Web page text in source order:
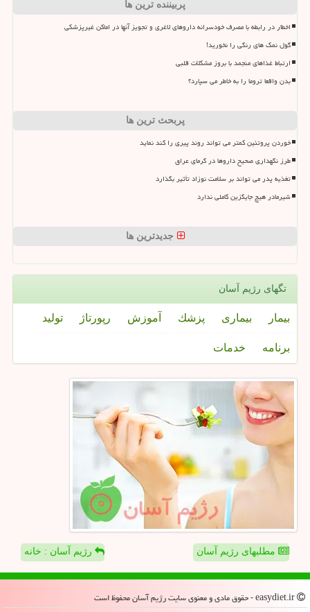
پربیننده ترین ها
اخطار در رابطه با مصرف خودسرانه داروهای لاغری و تجویز آنها در اماکن غیرپزشکی
گول نمک های رنگی را نخورید!
ارتباط غذاهای منجمد با بروز مشکلات قلبی
بدن واقعا تروما را به خاطر می سپارد؟
پربحث ترین ها
خوردن پروتئین کمتر می تواند روند پیری را کند نماید
طرز نگهداری صحیح داروها در گرمای عراق
تغذیه پدر می تواند بر سلامت نوزاد تأثیر بگذارد
شیرمادر هیچ جایگزین کاملی ندارد
جدیدترین ها
تگهای رژیم آسان
بیمار بیماری پزشك آموزش رپورتاژ تولید
برنامه خدمات
مطلبهای رژیم آسان رژیم آسان : خانه